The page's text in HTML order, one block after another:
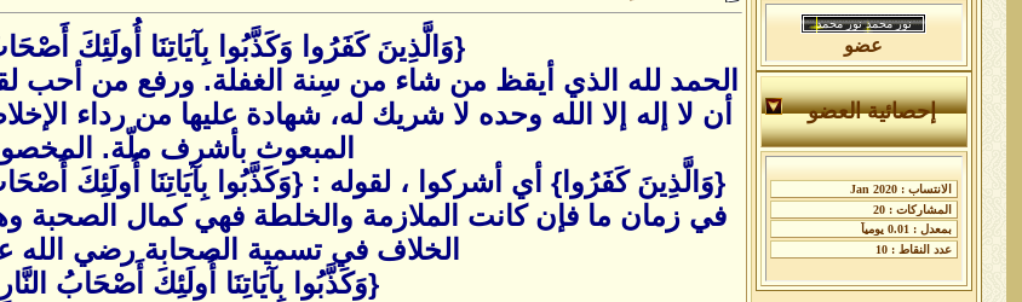
عضو
إحصائية العضو
{وَالَّذِينَ كَفَرُوا وَكَذَّبُوا بِآيَاتِنَا أُولَئِكَ
الحمد لله الذي أيقظ من شاء من سِنة الغفلة. ورفع من أحب
أن لا إله إلا الله وحده لا شريك له، شهادة عليها من رداء
المبعوث بأشرف ملّة.
{وَالَّذِينَ كَفَرُوا} أي أشركوا ، لقوله : {وَكَذَّبُوا بِآيَاتِنَا أُولَئِكَ
في زمان ما فإن كانت الملازمة والخلطة فهي كمال الصحبة
الخلاف في تسمية الصحابة رضي الله
{وَكَذَّبُوا بِآيَاتِنَا أُولَئِكَ أَصْحَابُ